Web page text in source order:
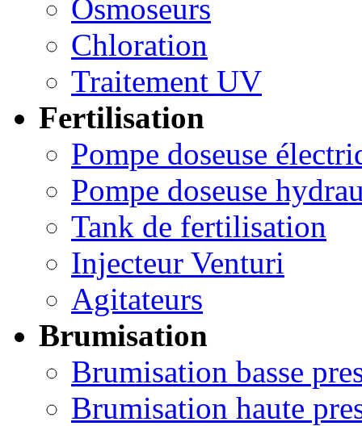
Osmoseurs
Chloration
Traitement UV
Fertilisation
Pompe doseuse
Pompe doseuse
Tank de fertilisation
Injecteur Venturi
Agitateurs
Brumisation
Brumisation basse
Brumisation haute